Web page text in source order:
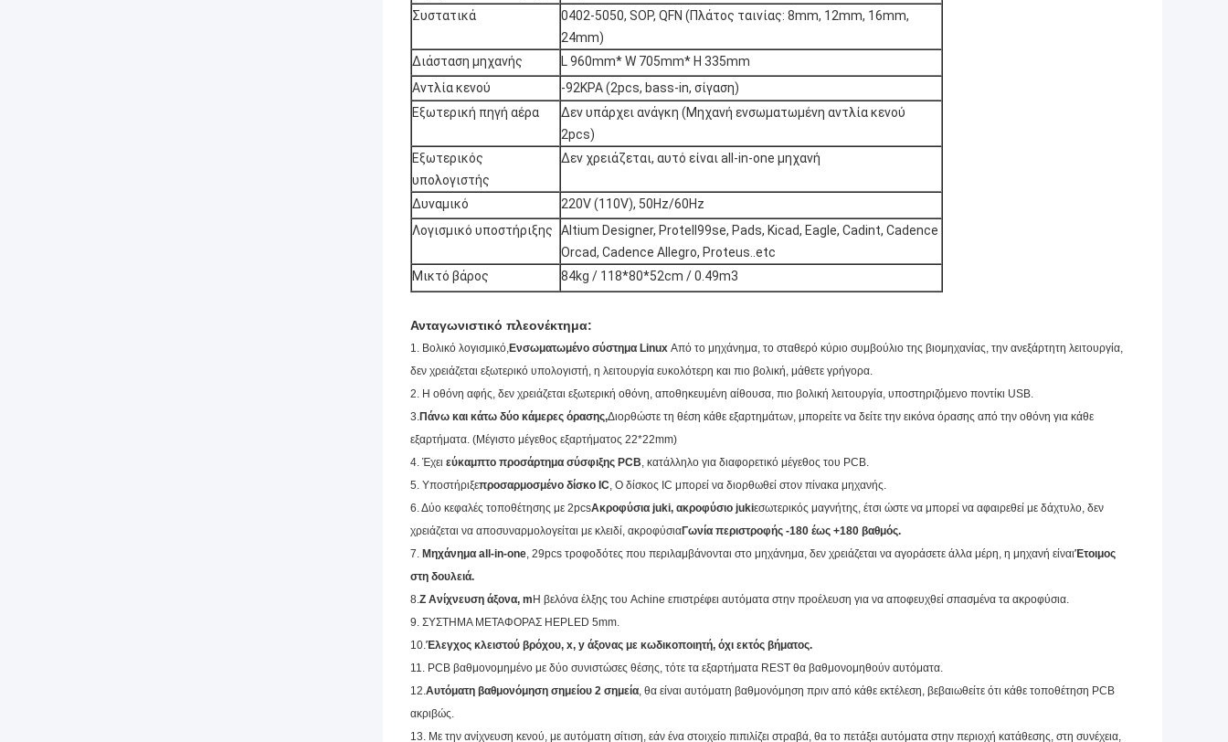
Συστατικά
0402-5050, SOP, QFN (Πλάτος ταινίας: 8mm, 12mm, 16mm,
24mm)
Διάσταση μηχανής
L 960mm* W 705mm* H 335mm
Αντλία κενού
-92KPA (2pcs, bass-in, σίγαση)
Εξωτερική πηγή αέρα
Δεν υπάρχει ανάγκη (Μηχανή ενσωματωμένη αντλία κενού
2pcs)
Εξωτερικός
υπολογιστής
Δεν χρειάζεται, αυτό είναι all-in-one μηχανή
Δυναμικό
220V (110V), 50Hz/60Hz
Λογισμικό υποστήριξης
Altium Designer, Protell99se, Pads, Kicad, Eagle, Cadint, Cadence
Orcad, Cadence Allegro, Proteus..etc
Μικτό βάρος
84kg / 118*80*52cm / 0.49m3
Ανταγωνιστικό πλεονέκτημα:
1. Βολικό λογισμικό,Ενσωματωμένο σύστημα Linux Από το μηχάνημα, το σταθερό κύριο συμβούλιο της βιομηχανίας, την ανεξάρτητη λειτουργία,
δεν χρειάζεται εξωτερικό υπολογιστή, η λειτουργία ευκολότερη και πιο βολική, μάθετε γρήγορα.
2. Η οθόνη αφής, δεν χρειάζεται εξωτερική οθόνη, αποθηκευμένη αίθουσα, πιο βολική λειτουργία, υποστηριζόμενο ποντίκι USB.
3.Πάνω και κάτω δύο κάμερες όρασης,Διορθώστε τη θέση κάθε εξαρτημάτων, μπορείτε να δείτε την εικόνα όρασης από την οθόνη για κάθε
εξαρτήματα. (Μέγιστο μέγεθος εξαρτήματος 22*22mm)
4. Έχει εύκαμπτο προσάρτημα σύσφιξης PCB, κατάλληλο για διαφορετικό μέγεθος του PCB.
5. Υποστήριξεπροσαρμοσμένο δίσκο IC, Ο δίσκος IC μπορεί να διορθωθεί στον πίνακα μηχανής.
6. Δύο κεφαλές τοποθέτησης με 2pcsΑκροφύσια juki, ακροφύσιο jukiεσωτερικός μαγνήτης, έτσι ώστε να μπορεί να αφαιρεθεί με δάχτυλο, δεν
χρειάζεται να αποσυναρμολογείται με κλειδί, ακροφύσιαΓωνία περιστροφής -180 έως +180 βαθμός.
7. Μηχάνημα all-in-one, 29pcs τροφοδότες που περιλαμβάνονται στο μηχάνημα, δεν χρειάζεται να αγοράσετε άλλα μέρη, η μηχανή είναιΈτοιμος
στη δουλειά.
8.Z Ανίχνευση άξονα, m Η βελόνα έλξης του Achine επιστρέφει αυτόματα στην προέλευση για να αποφευχθεί σπασμένα τα ακροφύσια.
9. ΣΥΣΤΗΜΑ ΜΕΤΑΦΟΡΑΣ HEPLED 5mm.
10.Έλεγχος κλειστού βρόχου, x, y άξονας με κωδικοποιητή, όχι εκτός βήματος.
11. PCB βαθμονομημένο με δύο συνιστώσες θέσης, τότε τα εξαρτήματα REST θα βαθμονομηθούν αυτόματα.
12.Αυτόματη βαθμονόμηση σημείου 2 σημεία, θα είναι αυτόματη βαθμονόμηση πριν από κάθε εκτέλεση, βεβαιωθείτε ότι κάθε τοποθέτηση PCB
ακριβώς.
13. Με την ανίχνευση κενού, με αυτόματη σίτιση, εάν ένα στοιχείο πιπιλίζει στραβά, θα το πετάξει αυτόματα στην περιοχή κατάθεσης, στη συνέχεια,